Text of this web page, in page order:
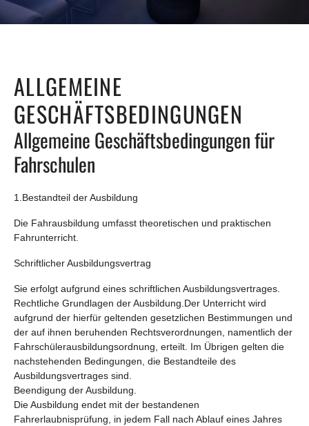
ALLGEMEINE
GESCHÄFTSBEDINGUNGEN
Allgemeine Geschäftsbedingungen für
Fahrschulen
1.Bestandteil der Ausbildung
Die Fahrausbildung umfasst theoretischen und praktischen
Fahrunterricht.
Schriftlicher Ausbildungsvertrag
Sie erfolgt aufgrund eines schriftlichen Ausbildungsvertrages.
Rechtliche Grundlagen der Ausbildung.Der Unterricht wird
aufgrund der hierfür geltenden gesetzlichen Bestimmungen und
der auf ihnen beruhenden Rechtsverordnungen, namentlich der
Fahrschülerausbildungsordnung, erteilt. Im Übrigen gelten die
nachstehenden Bedingungen, die Bestandteile des
Ausbildungsvertrages sind.
Beendigung der Ausbildung.
Die Ausbildung endet mit der bestandenen
Fahrerlaubnisprüfung, in jedem Fall nach Ablauf eines Jahres